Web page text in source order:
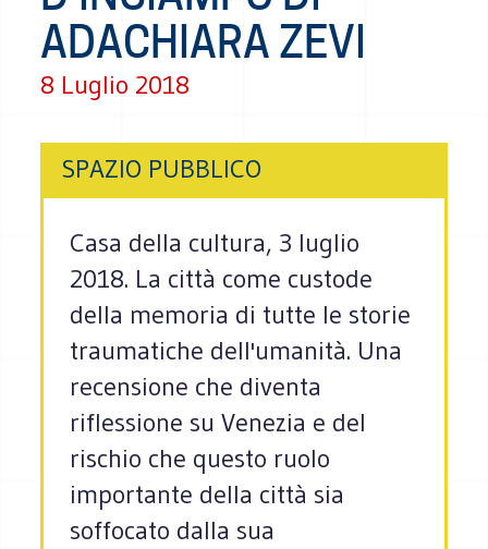
ADACHIARA ZEVI
8 Luglio 2018
SPAZIO PUBBLICO
Casa della cultura, 3 luglio
2018. La città come custode
della memoria di tutte le storie
traumatiche dell'umanità. Una
recensione che diventa
riflessione su Venezia e del
rischio che questo ruolo
importante della città sia
soffocato dalla sua